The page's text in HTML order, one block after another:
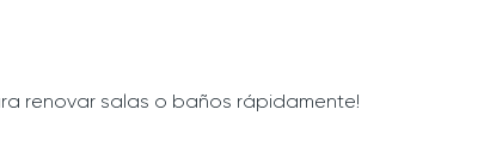
renovar salas o baños rápidamente!